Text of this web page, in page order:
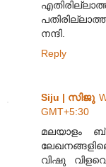
നന്ദി.
Reply
Siju | സിജു
GMT+5:30
മലയാളം
വിഷു